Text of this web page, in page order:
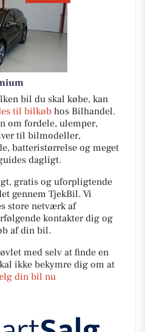
bil du skal købe, kan
til bilkøb hos Bilhandel.
om fordele, ulemper,
til bilmodeller,
batteristørrelse og meget
dagligt.
gratis og uforpligtende
gennem TjekBil. Vi
store netværk af
kontakter dig og
af din bil.
med selv at finde en
ikke bekymre dig om at
din bil nu